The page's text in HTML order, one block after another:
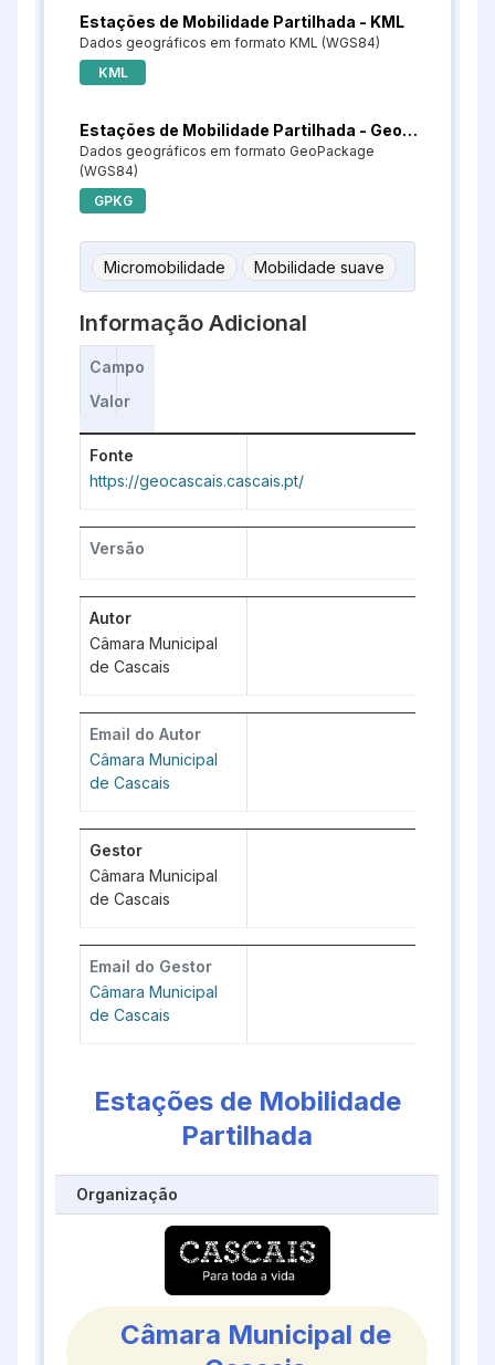
Estações de Mobilidade
Partilhada
Organização
Câmara Municipal de
Estações de Mobilidade Partilhada - KML
Dados geográficos em formato KML (WGS84)
KML
Estações de Mobilidade Partilhada - GeoPackage
Dados geográficos em formato GeoPackage
(WGS84)
GPKG
Micromobilidade Mobilidade suave
Informação Adicional
Campo
Valor
Fonte
https://geocascais.cascais.pt/
Versão
Autor
Câmara Municipal
de Cascais
Email do Autor
Câmara Municipal
de Cascais
Gestor
Câmara Municipal
de Cascais
Email do Gestor
Câmara Municipal
de Cascais